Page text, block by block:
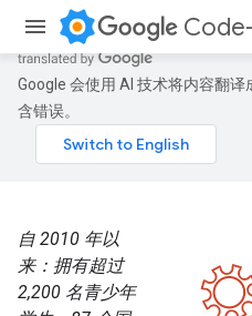
Google 会使用 AI 技术将内容翻
含错误。
自 2010 年以
来：拥有超过
2,200 名青少年